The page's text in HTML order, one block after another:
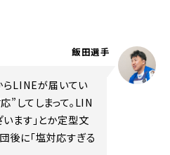
らLINEが届いてい
”してしまって。LIN
います」とか定型文
後に「塩対応すぎる
飯田選手